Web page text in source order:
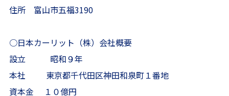
住所 富山市五福3190
○日本カーリット（株）会社概要
設立 昭和９年
本社 東京都千代田区神田和泉町１番地
資本金 １０億円